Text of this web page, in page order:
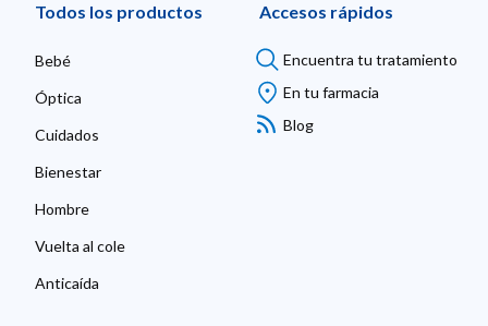
Todos los productos
Bebé
Óptica
Cuidados
Bienestar
Hombre
Vuelta al cole
Anticaída
Accesos rápidos
Encuentra tu tratamiento
En tu farmacia
Blog